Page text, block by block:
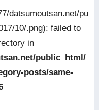
datsumoutsan.net/pu
10/.png): failed to
in
public_html/
posts/same-